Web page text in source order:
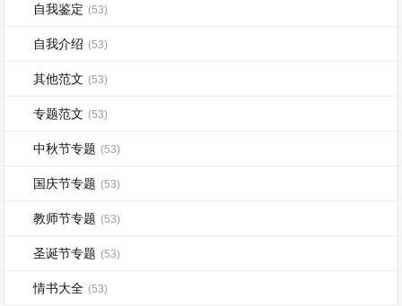
自我鉴定 (53)
自我介绍 (53)
其他范文 (53)
专题范文 (53)
中秋节专题 (53)
国庆节专题 (53)
教师节专题 (53)
圣诞节专题 (53)
情书大全 (53)